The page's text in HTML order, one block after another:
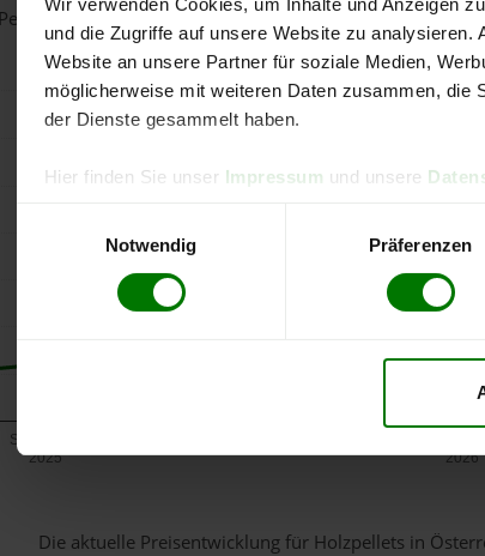
und die Zugriffe auf unsere Website zu
Website an unsere Partner für soziale Medien,
möglicherweise mit weiteren Daten zusammen, die
der Dienste gesammelt haben.
Hier finden Sie unser Impressum und unsere
Notwendig
Präferenzen
Pelletspreise in Neutal für 1 Tonne bei Abnahmevon 6
September
2025
2026
Die aktuelle Preisentwicklung für Holzpellets in